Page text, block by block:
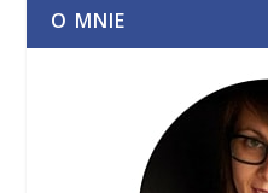
O MNIE